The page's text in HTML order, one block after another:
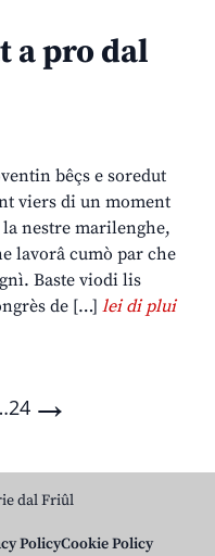
a pro dal
bêçs e soredut
viers di un moment
nestre marilenghe,
lavorâ cumò par che
Baste viodi lis
de […] lei di plui
24 →
dal Friûl
PolicyCookie Policy